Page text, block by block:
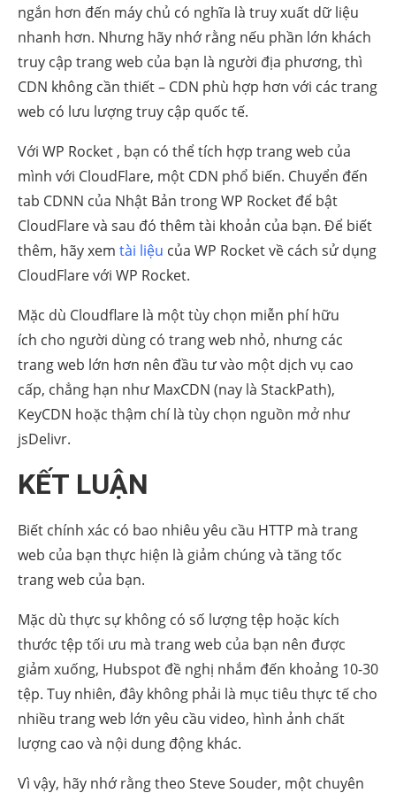
ngắn hơn đến máy chủ có nghĩa là truy xuất dữ liệu
nhanh hơn. Nhưng hãy nhớ rằng nếu phần lớn khách
truy cập trang web của bạn là người địa phương, thì
CDN không cần thiết – CDN phù hợp hơn với các trang
web có lưu lượng truy cập quốc tế.
Với WP Rocket , bạn có thể tích hợp trang web của
mình với CloudFlare, một CDN phổ biến. Chuyển đến
tab CDNN của Nhật Bản trong WP Rocket để bật
CloudFlare và sau đó thêm tài khoản của bạn. Để biết
thêm, hãy xem tài liệu của WP Rocket về cách sử dụng
CloudFlare với WP Rocket.
Mặc dù Cloudflare là một tùy chọn miễn phí hữu
ích cho người dùng có trang web nhỏ, nhưng các
trang web lớn hơn nên đầu tư vào một dịch vụ cao
cấp, chẳng hạn như MaxCDN (nay là StackPath),
KeyCDN hoặc thậm chí là tùy chọn nguồn mở như
jsDelivr.
KẾT LUẬN
Biết chính xác có bao nhiêu yêu cầu HTTP mà trang
web của bạn thực hiện là giảm chúng và tăng tốc
trang web của bạn.
Mặc dù thực sự không có số lượng tệp hoặc kích
thước tệp tối ưu mà trang web của bạn nên được
giảm xuống, Hubspot đề nghị nhắm đến khoảng 10-30
tệp. Tuy nhiên, đây không phải là mục tiêu thực tế cho
nhiều trang web lớn yêu cầu video, hình ảnh chất
lượng cao và nội dung động khác.
Vì vậy, hãy nhớ rằng theo Steve Souder, một chuyên